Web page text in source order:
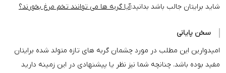
شاید برایتان جالب باشد بدانید:آیا گربه ها می توانند تخم مرغ بخورند؟
سخن پایانی
امیدوارین این مطلب در مورد چشمان گربه های تازه متولد شده برایتان
مفید بوده باشد. چنانچه شما نیز نظر یا پیشنهادی در این زمینه دارید